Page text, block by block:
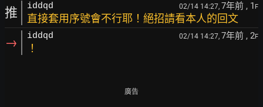
推 iddqd 02/14 14:27, 7年前 , 1 F
直接套用序號會不行耶！絕招請看本人的回文
→ iddqd 02/14 14:27, 7年前 , 2F
！
廣告